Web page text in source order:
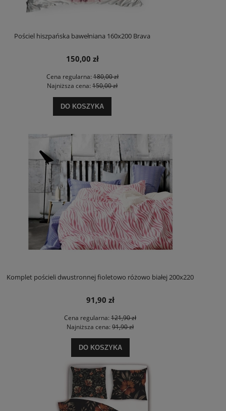
Pościel hiszpańska bawełniana 160x200 Brava
150,00 zł
Cena regularna:180,00 zł
Najniższa cena: 150,00 zł
DO KOSZYKA
Komplet pościeli dwustronnej fioletowo różowo białej 200x220
91,90 zł
Cena regularna: 121,90 zł
Najniższa cena: 91,90 zł
DO KOSZYKA